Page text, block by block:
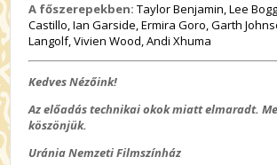
A főszerepekben: Taylor Benjamin, Lee
Castillo, Ian Garside, Ermira Goro, Garth
Langolf, Vivien Wood, Andi Xhuma
Kedves Nézőink!
Az előadás technikai okok miatt elmaradt.
köszönjük.
Uránia Nemzeti Filmszínház